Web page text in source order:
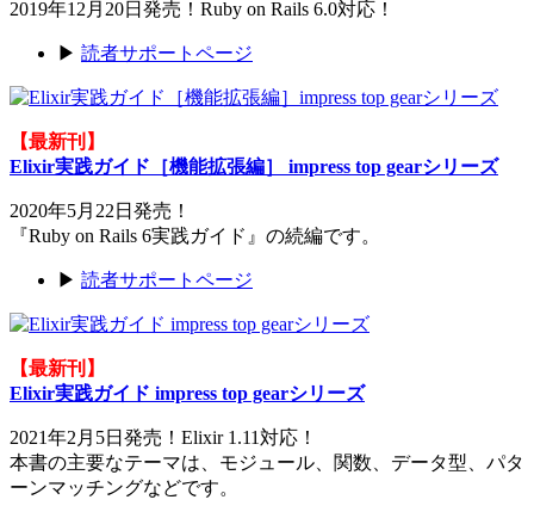
2019年12月20日発売！Ruby on Rails 6.0対応！
▶ 読者サポートページ
【最新刊】
Elixir実践ガイド［機能拡張編］ impress top gearシリーズ
2020年5月22日発売！
『Ruby on Rails 6実践ガイド』の続編です。
▶ 読者サポートページ
【最新刊】
Elixir実践ガイド impress top gearシリーズ
2021年2月5日発売！Elixir 1.11対応！
本書の主要なテーマは、モジュール、関数、データ型、パタ
ーンマッチングなどです。